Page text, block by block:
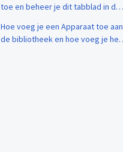
toe en beheer je dit tabblad in de
Hoe voeg je een Apparaat toe aan
de bibliotheek en hoe voeg je het